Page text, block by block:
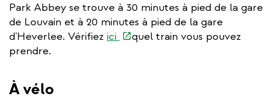
Park Abbey se trouve à 30 minutes à pied de la gare
de Louvain et à 20 minutes à pied de la gare
d'Heverlee. Vérifiez ici (linkquel train vous pouvez
prendre.
À vélo